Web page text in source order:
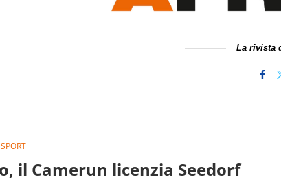
La rivista
SPORT
il Camerun licenzia Seedorf